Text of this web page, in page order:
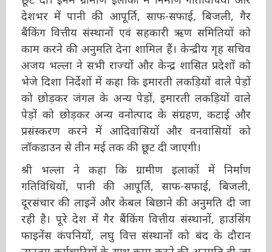
देशभर में पानी की आपूर्ति, साफ-सफाई, बिजली, गैर
बैंकिंग वित्तीय संस्थानों एवं सहकारी ऋण समितियों को
काम करने की अनुमति देना शामिल हैं। केन्द्रीय गृह
सचिव अजय भल्ला ने सभी राज्यों और केन्द्र शासित
प्रदेशों को भेजे दिशा निर्देशों में कहा कि इमारती
लकड़ियों वाले पेड़ों को छोड़कर जंगल के अन्य पेड़ों,
इमारती लकड़ियों वाले पेड़ों को छोड़कर अन्य वनोत्पाद
के संग्रहण, कटाई और प्रसंस्करण करने में आदिवासियों
और वनवासियों को लॉकडाउन से तीन मई तक की छूट
दी जाएगी।
श्री भल्ला ने कहा कि ग्रामीण इलाकों में निर्माण
गतिविधियों, पानी की आपूर्ति, साफ-सफाई, बिजली,
दूरसंचार की लाइनें और केबल बिछाने की अनुमति दी
जा रही है। पूरे देश में गैर बैंकिंग वित्तीय संस्थानों,
हाउसिंग फाइनेंस कंपनियों, लघु वित्त संस्थानों को बंद के